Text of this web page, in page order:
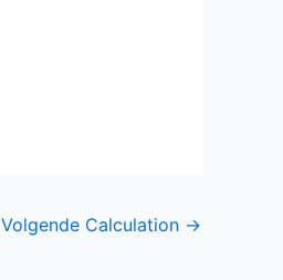
Volgende Calculation →